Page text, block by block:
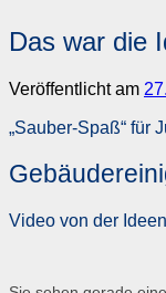
Das war die
Veröffentlicht am
„Sauber-Spaß“ für
Video von der